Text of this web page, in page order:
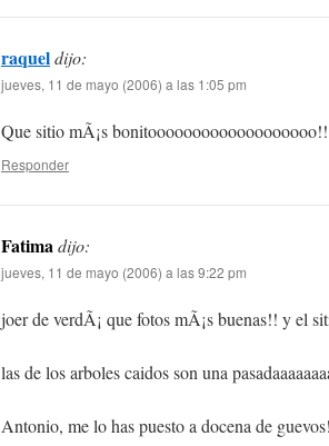
raqueldijo:
jueves, 11 de mayo (2006) a las 1:05 pm
Que sitio mÃ¡s
Responder
Fatimadijo:
jueves, 11 de mayo (2006) a las 9:22 pm
joer de verdÃ¡ que fotos mÃ¡s buenas!! y el
las de los arboles caidos son una
Antonio, me lo has puesto a docena de